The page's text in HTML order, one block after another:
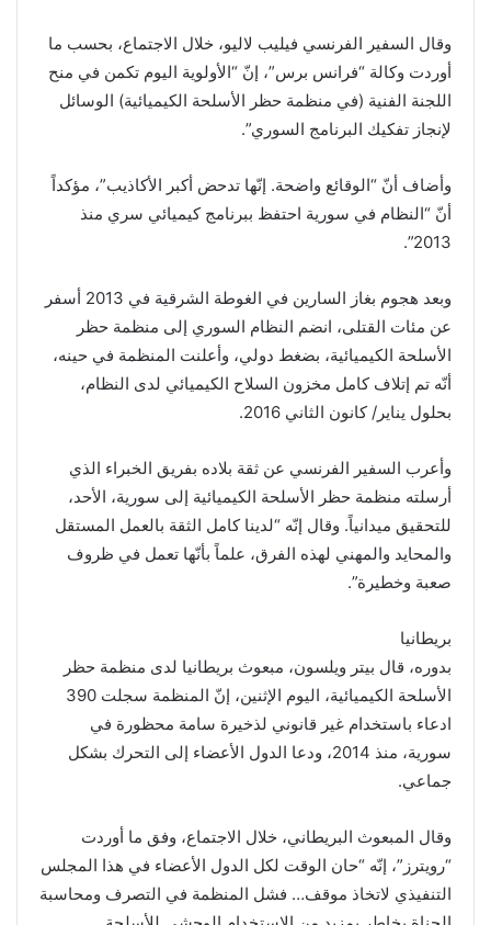
وقال السفير الفرنسي فيليب لاليو، خلال الاجتماع، بحسب ما
أوردت وكالة “فرانس برس”، إنّ “الأولوية اليوم تكمن في منح
اللجنة الفنية (في منظمة حظر الأسلحة الكيميائية) الوسائل
لإنجاز تفكيك البرنامج السوري”.
وأضاف أنّ “الوقائع واضحة. إنّها تدحض أكبر الأكاذيب”، مؤكداً
أنّ “النظام في سورية احتفظ ببرنامج كيميائي سري منذ
2013”.
وبعد هجوم بغاز السارين في الغوطة الشرقية في 2013 أسفر
عن مئات القتلى، انضم النظام السوري إلى منظمة حظر
الأسلحة الكيميائية، بضغط دولي، وأعلنت المنظمة في حينه،
أنّه تم إتلاف كامل مخزون السلاح الكيميائي لدى النظام،
بحلول يناير/ كانون الثاني 2016.
وأعرب السفير الفرنسي عن ثقة بلاده بفريق الخبراء الذي
أرسلته منظمة حظر الأسلحة الكيميائية إلى سورية، الأحد،
للتحقيق ميدانياً. وقال إنّه “لدينا كامل الثقة بالعمل المستقل
والمحايد والمهني لهذه الفرق، علماً بأنّها تعمل في ظروف
صعبة وخطيرة”.
بريطانيا
بدوره، قال بيتر ويلسون، مبعوث بريطانيا لدى منظمة حظر
الأسلحة الكيميائية، اليوم الإثنين، إنّ المنظمة سجلت 390
ادعاء باستخدام غير قانوني لذخيرة سامة محظورة في
سورية، منذ 2014، ودعا الدول الأعضاء إلى التحرك بشكل
جماعي.
وقال المبعوث البريطاني، خلال الاجتماع، وفق ما أوردت
“رويترز”، إنّه “حان الوقت لكل الدول الأعضاء في هذا المجلس
التنفيذي لاتخاذ موقف… فشل المنظمة في التصرف ومحاسبة